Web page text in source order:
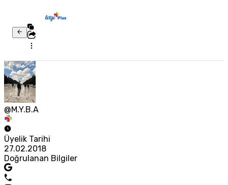
@M.Y.B.A
Üyelik Tarihi
27.02.2018
Doğrulanan Bilgiler